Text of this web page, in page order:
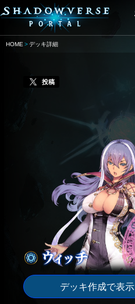
HOME デッキ詳細
投稿
デッキ作成で表示